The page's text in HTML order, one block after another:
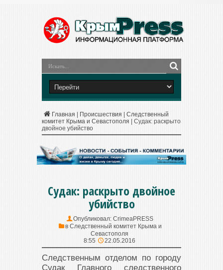
Главная Происшествия
Следственный
комитет Крыма и Севастополя
Судак: раскрыто
двойное убийство
Судак: раскрыто двойное
убийство
Опубликовал: CrimeaPRESS
в Следственный комитет Крыма и
Севастополя
8:55
22.05.2016
Следственным отделом по городу
Судак Главного следственного